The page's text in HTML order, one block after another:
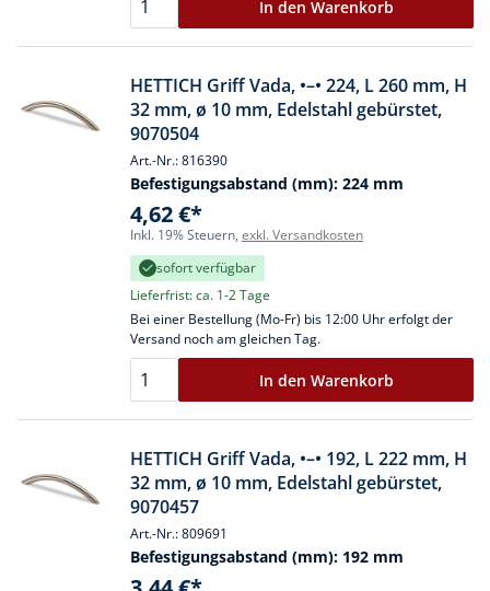
In den Warenkorb
HETTICH Griff Vada, •–• 224, L 260 mm, H
32 mm, ø 10 mm, Edelstahl gebürstet,
9070504
Art.-Nr.: 816390
Befestigungsabstand (mm): 224 mm
4,62 €*
Inkl. 19% Steuern, exkl. Versandkosten
sofort verfügbar
Lieferfrist: ca. 1-2 Tage
Bei einer Bestellung (Mo-Fr) bis 12:00 Uhr erfolgt der
Versand noch am gleichen Tag.
In den Warenkorb
HETTICH Griff Vada, •–• 192, L 222 mm, H
32 mm, ø 10 mm, Edelstahl gebürstet,
9070457
Art.-Nr.: 809691
Befestigungsabstand (mm): 192 mm